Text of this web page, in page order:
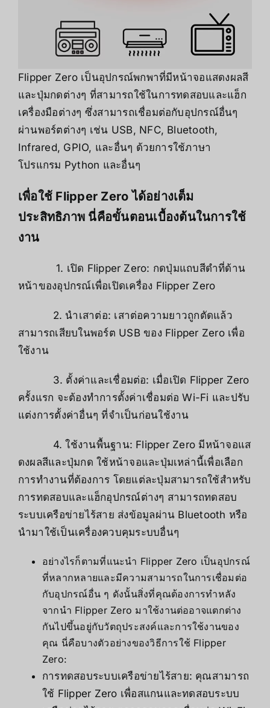
Flipper Zero เป็นอุปกรณ์พกพาที่มีหน้าจอแสดงผลสี
และปุ่มกดต่างๆ ที่สามารถใช้ในการทดสอบและแฮ็ก
เครื่องมือต่างๆ ซึ่งสามารถเชื่อมต่อกับอุปกรณ์อื่นๆ
ผ่านพอร์ตต่างๆ เช่น USB, NFC, Bluetooth,
Infrared, GPIO, และอื่นๆ ด้วยการใช้ภาษา
โปรแกรม Python และอื่นๆ
เพื่อใช้ Flipper Zero ได้อย่างเต็ม
ประสิทธิภาพ นี่คือขั้นตอนเบื้องต้นในการใช้
งาน
1. เปิด Flipper Zero: กดปุ่มแถบสีดำที่ด้าน
หน้าของอุปกรณ์เพื่อเปิดเครื่อง Flipper Zero
2. นำเสาต่อ: เสาต่อความยาวถูกตัดแล้ว
สามารถเสียบในพอร์ต USB ของ Flipper Zero เพื่อ
ใช้งาน
3. ตั้งค่าและเชื่อมต่อ: เมื่อเปิด Flipper Zero
ครั้งแรก จะต้องทำการตั้งค่าเชื่อมต่อ Wi-Fi และปรับ
แต่งการตั้งค่าอื่นๆ ที่จำเป็นก่อนใช้งาน
4. ใช้งานพื้นฐาน: Flipper Zero มีหน้าจอแส
ดงผลสีและปุ่มกด ใช้หน้าจอและปุ่มเหล่านี้เพื่อเลือก
การทำงานที่ต้องการ โดยแต่ละปุ่มสามารถใช้สำหรับ
การทดสอบและแฮ็กอุปกรณ์ต่างๆ สามารถทดสอบ
ระบบเครือข่ายไร้สาย ส่งข้อมูลผ่าน Bluetooth หรือ
นำมาใช้เป็นเครื่องควบคุมระบบอื่นๆ
อย่างไรก็ตามที่แนะนำ Flipper Zero เป็นอุปกรณ์
ที่หลากหลายและมีความสามารถในการเชื่อมต่อ
กับอุปกรณ์อื่น ๆ ดังนั้นสิ่งที่คุณต้องการทำหลัง
จากนำ Flipper Zero มาใช้งานต่ออาจแตกต่าง
กันไปขึ้นอยู่กับวัตถุประสงค์และการใช้งานของ
คุณ นี่คือบางตัวอย่างของวิธีการใช้ Flipper
Zero:
การทดสอบระบบเครือข่ายไร้สาย: คุณสามารถ
ใช้ Flipper Zero เพื่อสแกนและทดสอบระบบ